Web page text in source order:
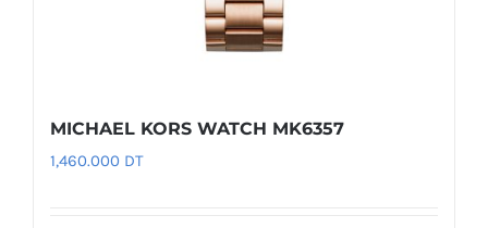
MICHAEL KORS WATCH MK6357
1,460.000 DT